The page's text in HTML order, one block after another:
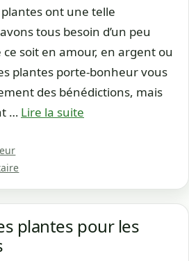
ont une telle
tous besoin d’un peu
soit en amour, en argent ou
plantes porte-bonheur vous
des bénédictions, mais
… Lire la suite
plantes pour les